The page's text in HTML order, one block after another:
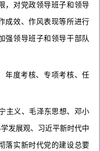
，对党政领导班子和领导
成效、作风表现等所进行
强领导班子和领导干部队
年度考核、专项考核、任
主义、毛泽东思想、邓小
发展观、习近平新时代中
落实新时代党的建设总要